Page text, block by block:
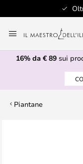
al
contenuto
16% da € 89sui
Piantane